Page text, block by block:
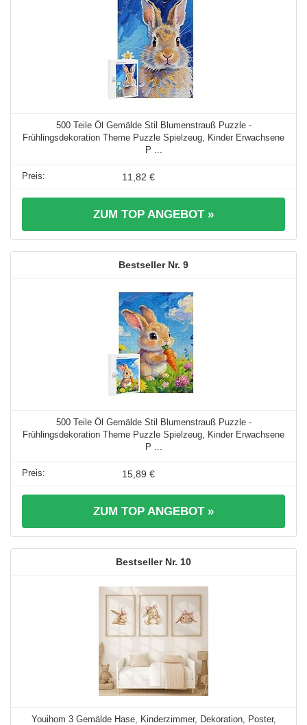
500 Teile Öl Gemälde Stil Blumenstrauß Puzzle -
Frühlingsdekoration Theme Puzzle Spielzeug, Kinder Erwachsene
P ...
11,82 €
ZUM TOP ANGEBOT »
9
500 Teile Öl Gemälde Stil Blumenstrauß Puzzle -
Frühlingsdekoration Theme Puzzle Spielzeug, Kinder Erwachsene
P ...
15,89 €
ZUM TOP ANGEBOT »
10
Youihom 3 Gemälde Hase, Kinderzimmer, Dekoration, Poster,